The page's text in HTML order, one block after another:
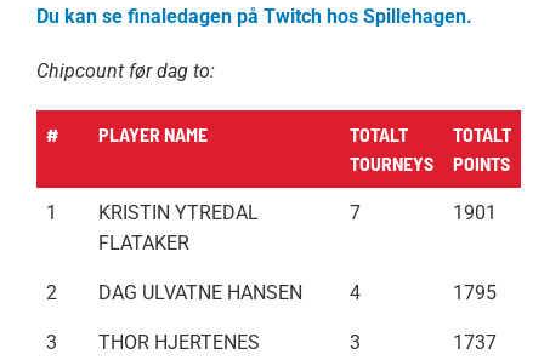
Du kan se finaledagen på Twitch hos Spillehagen.
Chipcount før dag to:
# PLAYER NAME
TOTALT
TOURNEYS
TOTALT
POINTS
1
KRISTIN YTREDAL
FLATAKER
7 1901
2 DAG ULVATNE HANSEN 4 1795
3 THOR HJERTENES 3 1737